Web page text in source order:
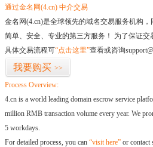
通过金名网(4.cn) 中介交易
金名网(4.cn)是全球领先的域名交易服务机构
简单、安全、专业的第三方服务！ 为了保证
具体交易流程可“点击这里”查看或咨询
我要购买 >>
Process Overview:
4.cn is a world leading domain escrow service
million RMB transaction volume every year. We
5 workdays.
For detailed process, you can “visit here” or contact